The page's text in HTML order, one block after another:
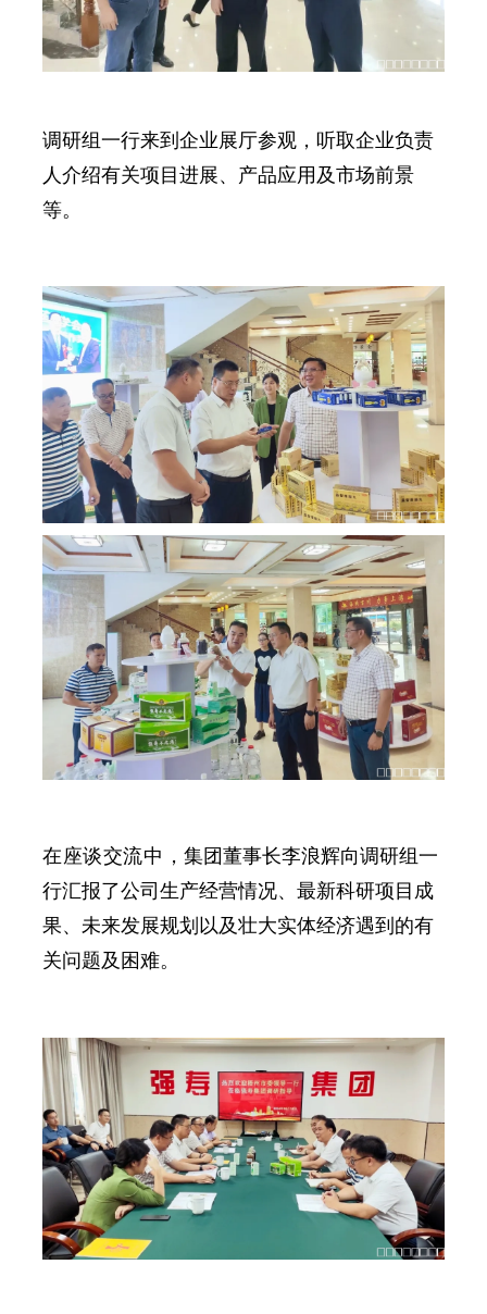
调研组一行来到企业展厅参观，听取企业负责
人介绍有关项目进展、产品应用及市场前景
等。
在座谈交流中，集团董事长李浪辉向调研组一
行汇报了公司生产经营情况、最新科研项目成
果、未来发展规划以及壮大实体经济遇到的有
关问题及困难。